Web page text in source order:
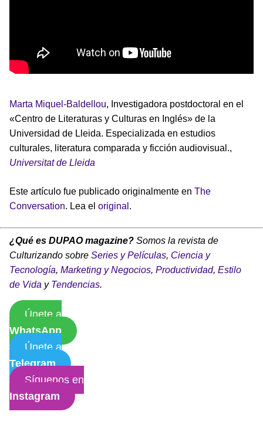
Marta Miquel-Baldellou, Investigadora postdoctoral en el
«Centro de Literaturas y Culturas en Inglés» de la
Universidad de Lleida. Especializada en estudios
culturales, literatura comparada y ficción audiovisual.,
Universitat de Lleida
Este artículo fue publicado originalmente en The
Conversation. Lea el original .
¿Qué es DUPAO magazine? Somos la revista de
Culturizando sobre Series y Películas, Ciencia y
Tecnología, Marketing y Negocios, Productividad, Estilo
de Vida y Tendencias.
Únete a
WhatsApp
Únete a
Telegram
Síguenos en
Instagram